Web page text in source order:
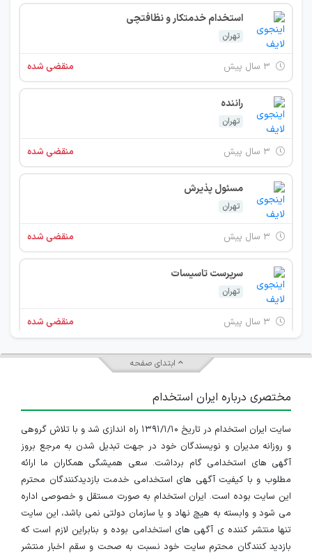
استخدام خدمتکار و نظافتچی
تهران
منقضی شده
راننده
تهران
منقضی شده
مسئول پذیرش
تهران
منقضی شده
سرپرست تاسیسات
تهران
منقضی شده
کارشناس نگهداری و تعمیرات
۳ سال پیش منقضی شده
ابتدای صفحه
مختصری درباره ایران استخدام
سایت ایران استخدام در تاریخ ۱۳۹۱/۱/۱۰ راه اندازی شد و با تلاش گروهی
و روزانه مدیران و نویسندگان خود در جهت تبدیل شدن به مرجع بروز
آگهی های استخدامی گام برداشت. سعی همیشگی همکاران ما ارائه
مطلوب و با کیفیت آگهی های استخدامی خدمت بازدیدکنندگان محترم
این سایت بوده است. ایران استخدام به صورت مستقل و خصوصی اداره
می شود و وابسته به هیچ نهاد و یا سازمان دولتی نمی باشد، این سایت
تنها منتشر کننده ی آگهی های استخدامی بوده و بنابراین لازم است که
بازدید کنندگان محترم سایت خود نسبت به صحت و سقم اخبار منتشر